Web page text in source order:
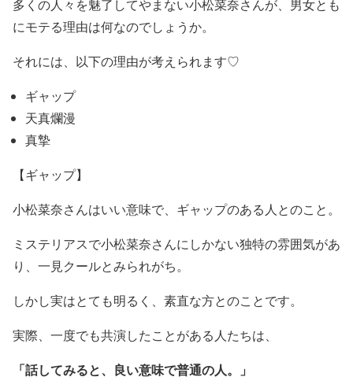
多くの人々を魅了してやまない小松菜奈さんが、男女とも
にモテる理由は何なのでしょうか。
それには、以下の理由が考えられます♡
ギャップ
天真爛漫
真摯
【ギャップ】
小松菜奈さんはいい意味で、ギャップのある人とのこと 。
ミステリアスで小松菜奈さんにしかない独特の雰囲気があ
り、一見クールとみられがち。
しかし実はとても明るく、素直な方とのことです。
実際、一度でも共演したことがある人たちは、
「話してみると、良い意味で普通の人。」